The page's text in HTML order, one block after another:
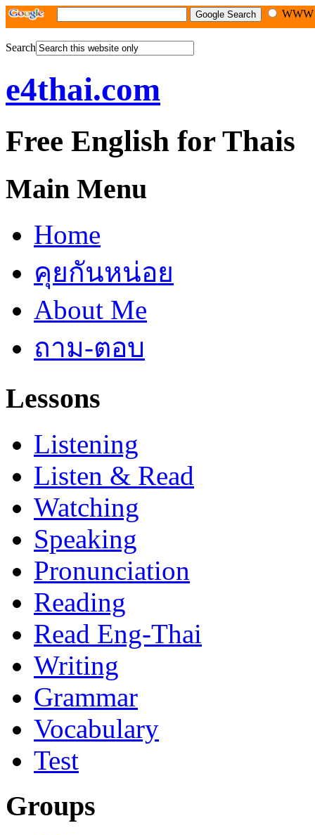
Search
e4thai.com
Free English for Thais
Main Menu
Home
คุยกันหน่อย
About Me
ถาม-ตอบ
Lessons
Listening
Listen & Read
Watching
Speaking
Pronunciation
Reading
Read Eng-Thai
Writing
Grammar
Vocabulary
Test
Groups